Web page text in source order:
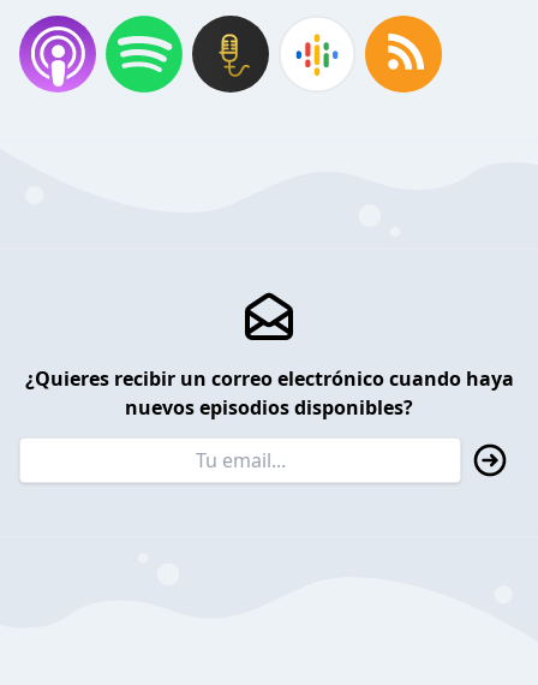
¿Quieres recibir un correo electrónico cuando haya
nuevos episodios disponibles?